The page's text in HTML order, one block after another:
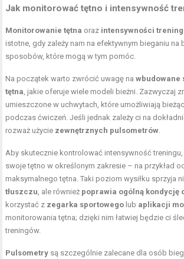
Jak monitorować tętno i intensywność
Monitorowanie tętna oraz intensywności
istotne, gdy zależy nam na efektywnym bieganiu na
sposobów, które mogą w tym pomóc.
Na początek warto zwrócić uwagę nawbudowane
tętna , jakie oferuje wiele modeli bieżni. Zazwyczaj
umieszczone w uchwytach, które umożliwiają
podczas ćwiczeń. Jeśli jednak zależy ci na
rozważ użycie zewnętrznych pulsometrów
Aby skutecznie kontrolować intensywność
swoje tętno w określonym zakresie – na przykład
maksymalnego tętna. Taki poziom wysiłku sprzyja
tłuszczu , ale również poprawia ogólną kondycję
korzystać z zegarka sportowego lub aplikacji
monitorowania tętna; dzięki nim łatwiej będzie ci
treningów.
Pulsometry są szczególnie zalecane dla osób